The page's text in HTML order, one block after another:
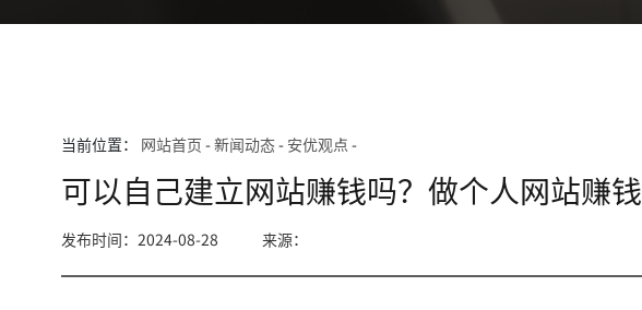
当前位置： 网站首页 -新闻动态- 安优观点 -
可以自己建立网站赚钱吗？做个人网站赚钱
发布时间：2024-08-28 来源：